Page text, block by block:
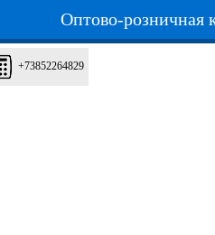
Оптово-розничная
+73852264829